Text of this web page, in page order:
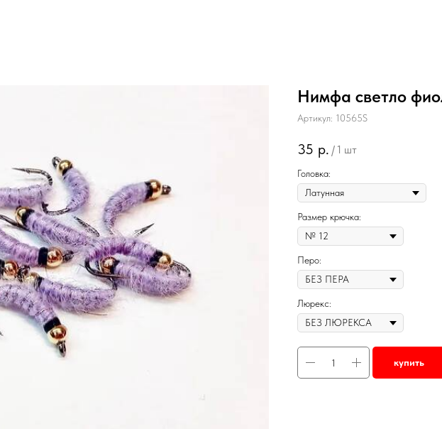
Нимфа светло
Артикул: 10565S
35 р. / 1 шт
Головка:
Размер крючка:
Перо:
Люрекс:
купить